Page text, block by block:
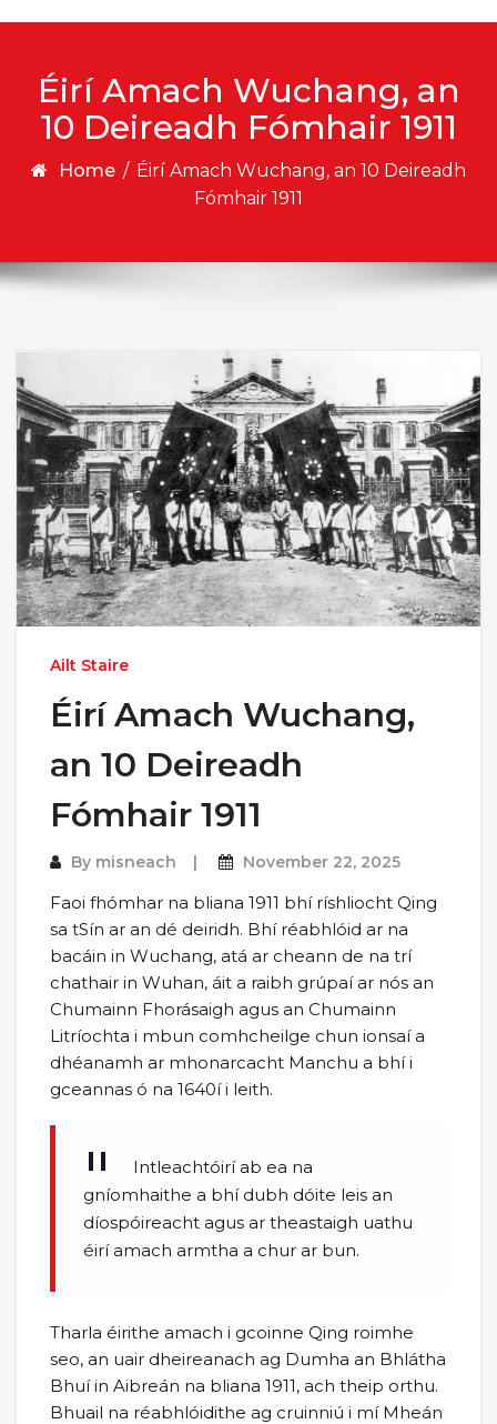
Éirí Amach Wuchang, an
10 Deireadh Fómhair 1911
Home / Éirí Amach Wuchang, an 10 Deireadh
Fómhair 1911
Ailt Staire
Éirí Amach Wuchang,
an 10 Deireadh
Fómhair 1911
By misneach November 22, 2025
Faoi fhómhar na bliana 1911 bhí ríshliocht Qing
sa tSín ar an dé deiridh. Bhí réabhlóid ar na
bacáin in Wuchang, atá ar cheann de na trí
chathair in Wuhan, áit a raibh grúpaí ar nós an
Chumainn Fhorásaigh agus an Chumainn
Litríochta i mbun comhcheilge chun ionsaí a
dhéanamh ar mhonarcacht Manchu a bhí i
gceannas ó na 1640í i leith.
Intleachtóirí ab ea na
gníomhaithe a bhí dubh dóite leis an
díospóireacht agus ar theastaigh uathu
éirí amach armtha a chur ar bun.
Tharla éirithe amach i gcoinne Qing roimhe
seo, an uair dheireanach ag Dumha an Bhlátha
Bhuí in Aibreán na bliana 1911, ach theip orthu.
Bhuail na réabhlóidithe ag cruinniú i mí Mheán